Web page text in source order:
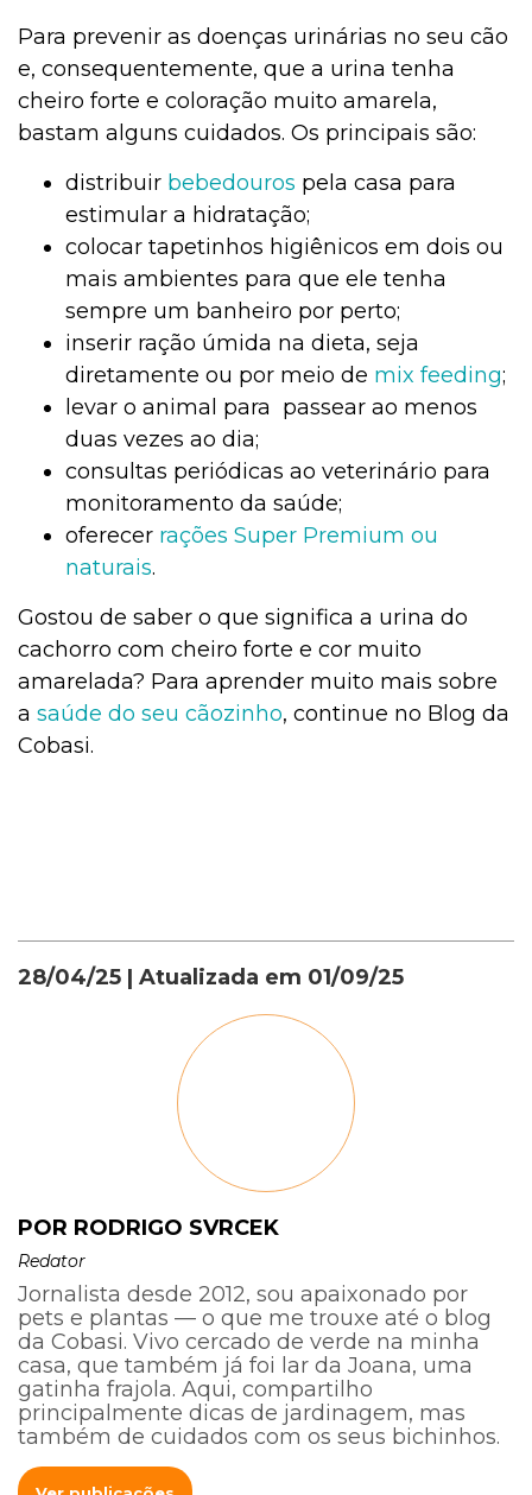
Para prevenir as doenças urinárias no seu cão
e, consequentemente, que a urina tenha
cheiro forte e coloração muito amarela,
bastam alguns cuidados. Os principais são:
distribuir bebedouros pela casa para
estimular a hidratação;
colocar tapetinhos higiênicos em dois ou
mais ambientes para que ele tenha
sempre um banheiro por perto;
inserir ração úmida na dieta, seja
diretamente ou por meio de mix feeding;
levar o animal para passear ao menos
duas vezes ao dia;
consultas periódicas ao veterinário para
monitoramento da saúde;
oferecer rações Super Premium ou
naturais.
Gostou de saber o que significa a urina do
cachorro com cheiro forte e cor muito
amarelada? Para aprender muito mais sobre
a saúde do seu cãozinho, continue no Blog da
Cobasi.
28/04/25 | Atualizada em 01/09/25
POR RODRIGO SVRCEK
Redator
Jornalista desde 2012, sou apaixonado por
pets e plantas — o que me trouxe até o blog
da Cobasi. Vivo cercado de verde na minha
casa, que também já foi lar da Joana, uma
gatinha frajola. Aqui, compartilho
principalmente dicas de jardinagem, mas
também de cuidados com os seus bichinhos.